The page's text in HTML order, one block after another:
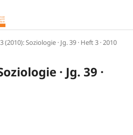
(2010): Soziologie · Jg. 39 · Heft 3 · 2010
· Jg. 39 ·